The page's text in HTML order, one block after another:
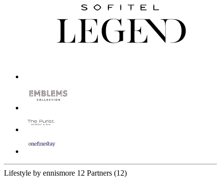
Lifestyle by ennismore 12 Partners (12)